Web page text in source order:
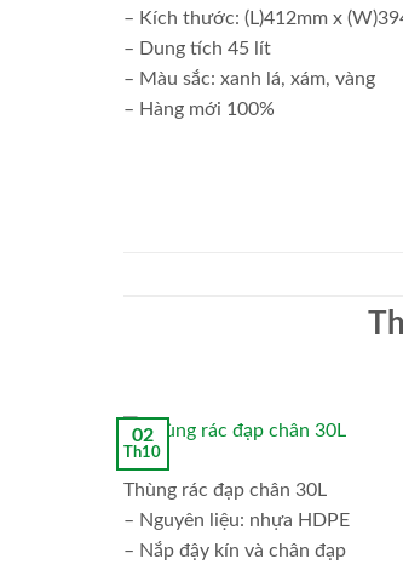
– Kích thước: (L)412mm x
– Dung tích 45 lít
– Màu sắc: xanh lá, xám, vàng
– Hàng mới 100%
02
Th10
Thùng rác đạp chân 30L
– Nguyên liệu: nhựa HDPE
– Nắp đậy kín và chân đạp